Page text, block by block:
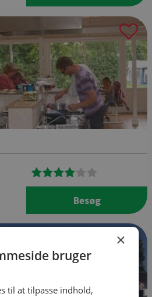
Besøg
×
bruger
til at tilpasse indhold,